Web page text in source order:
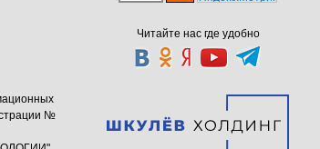
Читайте нас где удобно
№